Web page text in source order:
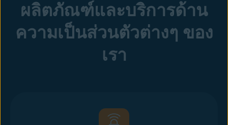
ผลิตภัณฑ์และบริการด้าน
ความเป็นส่วนตัวต่างๆ ของ
เรา